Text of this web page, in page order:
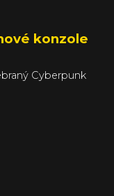
konzole
Cyberpunk